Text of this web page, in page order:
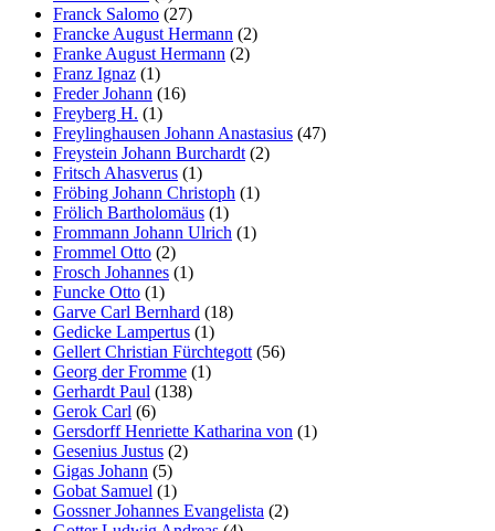
Franck Salomo (27)
Francke August Hermann (2)
Franke August Hermann (2)
Franz Ignaz (1)
Freder Johann (16)
Freyberg H. (1)
Freylinghausen Johann Anastasius (47)
Freystein Johann Burchardt(2)
Fritsch Ahasverus (1)
Fröbing Johann Christoph (1)
Frölich Bartholomäus (1)
Frommann Johann Ulrich (1)
Frommel Otto (2)
Frosch Johannes (1)
Funcke Otto (1)
Garve Carl Bernhard (18)
Gedicke Lampertus (1)
Gellert Christian Fürchtegott(56)
Georg der Fromme (1)
Gerhardt Paul (138)
Gerok Carl (6)
Gersdorff Henriette Katharina von (1)
Gesenius Justus (2)
Gigas Johann (5)
Gobat Samuel (1)
Gossner Johannes Evangelista (2)